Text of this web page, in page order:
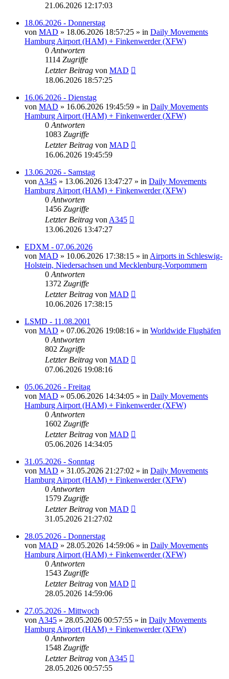
21.06.2026 12:17:03
18.06.2026 - Donnerstag
von MAD » 18.06.2026 18:57:25 » in Daily Movements
Hamburg Airport (HAM) + Finkenwerder (XFW)
0 Antworten
1114 Zugriffe
Letzter Beitrag von MAD
18.06.2026 18:57:25
16.06.2026 - Dienstag
von MAD » 16.06.2026 19:45:59 » in Daily Movements
Hamburg Airport (HAM) + Finkenwerder (XFW)
0 Antworten
1083 Zugriffe
Letzter Beitrag von MAD
16.06.2026 19:45:59
13.06.2026 - Samstag
von A345 » 13.06.2026 13:47:27 » in Daily Movements
Hamburg Airport (HAM) + Finkenwerder (XFW)
0 Antworten
1456 Zugriffe
Letzter Beitrag von A345
13.06.2026 13:47:27
EDXM - 07.06.2026
von MAD » 10.06.2026 17:38:15 » in Airports in Schleswig-
Holstein, Niedersachsen und Mecklenburg-Vorpommern
0 Antworten
1372 Zugriffe
Letzter Beitrag von MAD
10.06.2026 17:38:15
LSMD - 11.08.2001
von MAD » 07.06.2026 19:08:16 » in Worldwide Flughäfen
0 Antworten
802 Zugriffe
Letzter Beitrag von MAD
07.06.2026 19:08:16
05.06.2026 - Freitag
von MAD » 05.06.2026 14:34:05 » in Daily Movements
Hamburg Airport (HAM) + Finkenwerder (XFW)
0 Antworten
1602 Zugriffe
Letzter Beitrag von MAD
05.06.2026 14:34:05
31.05.2026 - Sonntag
von MAD » 31.05.2026 21:27:02 » in Daily Movements
Hamburg Airport (HAM) + Finkenwerder (XFW)
0 Antworten
1579 Zugriffe
Letzter Beitrag von MAD
31.05.2026 21:27:02
28.05.2026 - Donnerstag
von MAD » 28.05.2026 14:59:06 » in Daily Movements
Hamburg Airport (HAM) + Finkenwerder (XFW)
0 Antworten
1543 Zugriffe
Letzter Beitrag von MAD
28.05.2026 14:59:06
27.05.2026 - Mittwoch
von A345 » 28.05.2026 00:57:55 » in Daily Movements
Hamburg Airport (HAM) + Finkenwerder (XFW)
0 Antworten
1548 Zugriffe
Letzter Beitrag von A345
28.05.2026 00:57:55